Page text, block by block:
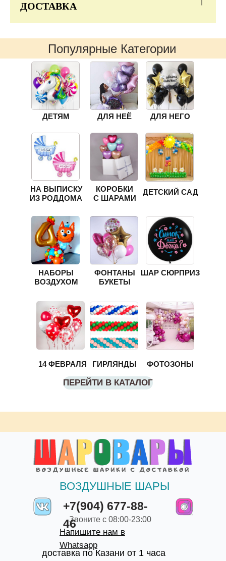
ДОСТАВКА
Популярные Категории
ФОНТАНЫ
БУКЕТЫ
ДЛЯ НЕЁ ДЛЯ НЕГО
ДЕТЯМ
НА ВЫПИСКУ
ИЗ РОДДОМА
ШАР СЮРПРИЗ
ГИРЛЯНДЫ
ПЕРЕЙТИ В КАТАЛОГ
ФОТОЗОНЫ
КОРОБКИ
С ШАРАМИ
14 ФЕВРАЛЯ
НАБОРЫ
ВОЗДУХОМ
ДЕТСКИЙ САД
+7(904) 677-88-
46
ВОЗДУШНЫЕ ШАРЫ
доставка по Казани от 1 часа
Звоните с 08:00-23:00
Напишите нам в
Whatsapp